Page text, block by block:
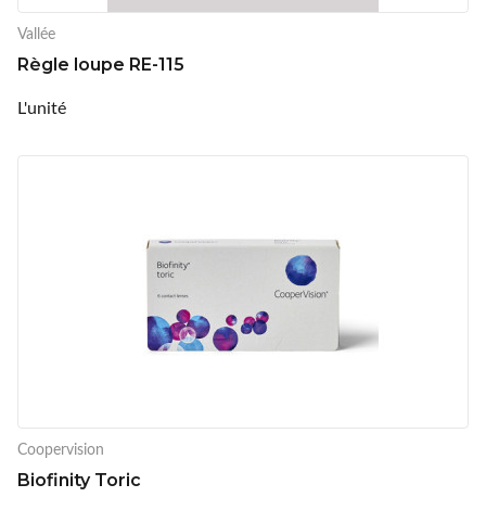
Vallée
Règle loupe RE-115
L'unité
Coopervision
Biofinity Toric